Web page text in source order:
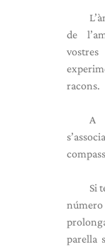
de
racons.
A
Si
parella